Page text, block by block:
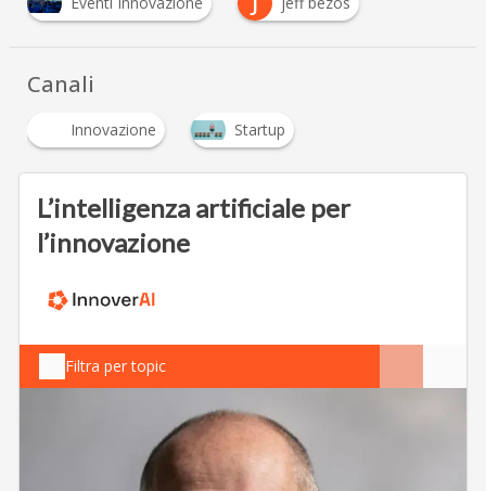
Canali
Innovazione Startup
L’intelligenza artificiale per
l’innovazione
Filtra per topic